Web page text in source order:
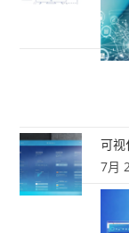
可视
7月